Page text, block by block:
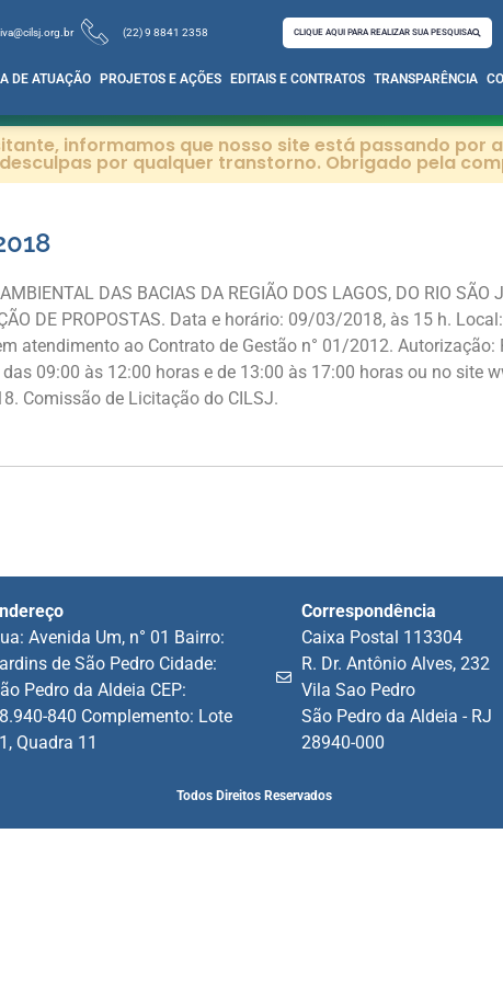
(22) 9 8841 2358 CLIQUE AQUI PARA REALIZAR SUA PESQUISA
DE ATUAÇÃO PROJETOS E AÇÕES EDITAIS E CONTRATOS TRANSPARÊNCIA
informamos que nosso site está passando por
por qualquer transtorno. Obrigado pela
DAS BACIAS DA REGIÃO DOS LAGOS, DO RIO
DE PROPOSTAS. Data e horário: 09/03/2018, às 15 h.
atendimento ao Contrato de Gestão n° 01/2012.
09:00 às 12:00 horas e de 13:00 às 17:00 horas ou no site
Comissão de Licitação do CILSJ.
Avenida Um, n° 01 Bairro:
de São Pedro Cidade:
Pedro da Aldeia CEP:
840 Complemento: Lote
Quadra 11
Correspondência
Caixa Postal 113304
R. Dr. Antônio Alves, 232
Vila Sao Pedro
São Pedro da Aldeia - RJ
28940-000
Todos Direitos Reservados